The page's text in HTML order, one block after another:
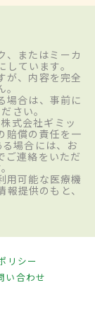
、またはミーカ
ています。
が、内容を完全
場合は、事前に
さい。
式会社ギミッ
賠償の責任を一
場合には、お
ご連絡をいただ
用可能な医療機
提供のもと、
リシー
い合わせ